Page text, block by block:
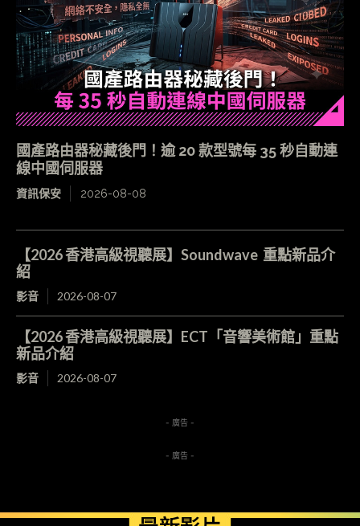
國產路由器秘藏後門！逾 20 款型號每 35 秒自動連
線中國伺服器
資訊保安 2026-08-08
【2026 香港高級視聽展】Soundwave 重點新品介
紹
影音 2026-08-07
【2026 香港高級視聽展】ECT「音響美術館」重點
新品介紹
影音 2026-08-07
- 廣告 -
- 廣告 -